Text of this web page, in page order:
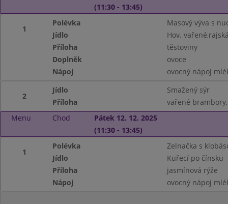
(11:30 - 13:45)
1
Polévka
Masový výva s
Jídlo
Hov.
Příloha
těstoviny
Doplněk
ovoce
Nápoj
ovocný nápoj
2
Jídlo
Smažený sýr
Příloha
vařené
Menu
Chod
Pátek 12. 12. 2025
(11:30 - 13:45)
1
Polévka
Zelnačka s
Jídlo
Kuřecí po čínsku
Příloha
jasmínová rýže
Nápoj
ovocný nápoj